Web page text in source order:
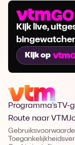
Kijk live,
Kijk op
Programma's TV-
Route naar VTM